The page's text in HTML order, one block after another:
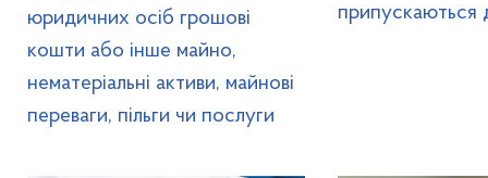
юридичних осіб грошові
кошти або інше майно,
нематеріальні активи, майнові
переваги, пільги чи послуги
припускаються